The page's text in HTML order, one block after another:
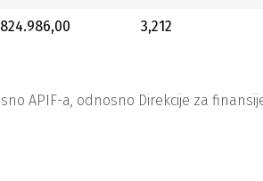
3,212
APIF-a, odnosno Direkcije za